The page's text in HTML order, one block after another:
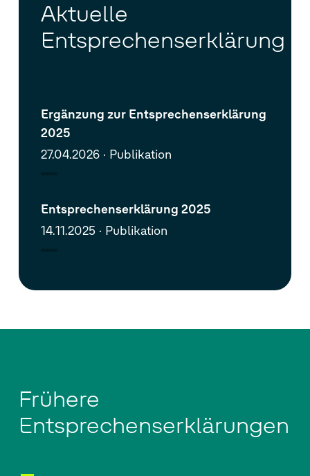
Aktuelle
Entsprechenserklärung
Ergänzung zur Entsprechenserklärung
2025
27.04.2026
Publikation
Entsprechenserklärung 2025
14.11.2025
Publikation
Frühere
Entsprechenserklärungen